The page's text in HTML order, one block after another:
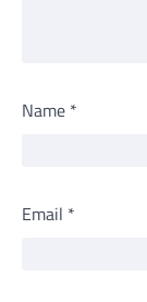
Name *
Email *